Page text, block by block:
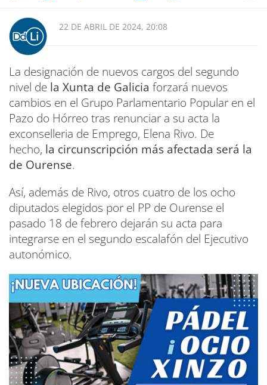
22 DE ABRIL DE 2024, 20:08
La designación de nuevos cargos del segundo
nivel de la Xunta de Galicia forzará nuevos
cambios en el Grupo Parlamentario Popular en el
Pazo do Hórreo tras renunciar a su acta la
exconselleria de Emprego, Elena Rivo. De
hecho, la circunscripción más afectada será la
de Ourense.
Así, además de Rivo, otros cuatro de los ocho
diputados elegidos por el PP de Ourense el
pasado 18 de febrero dejarán su acta para
integrarse en el segundo escalafón del Ejecutivo
autonómico.